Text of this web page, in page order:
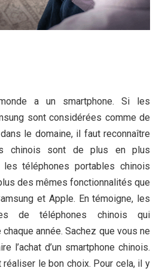
a un smartphone. Si les
sont considérées comme de
le domaine, il faut reconnaître
chinois sont de plus en plus
téléphones portables chinois
des mêmes fonctionnalités que
et Apple. En témoigne, les
de téléphones chinois qui
année. Sachez que vous ne
l’achat d’un smartphone chinois.
le bon choix. Pour cela, il y